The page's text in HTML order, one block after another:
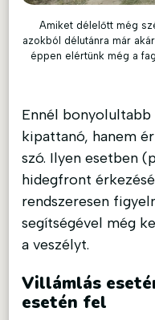
Amiket délelőtt még
azokból délutánra már
éppen elértünk még a
Ennél bonyolultabb
kipattanó, hanem
szó. Ilyen esetben
hidegfront
rendszeresen
segítségével még
a veszélyt.
Villámlás
esetén fel